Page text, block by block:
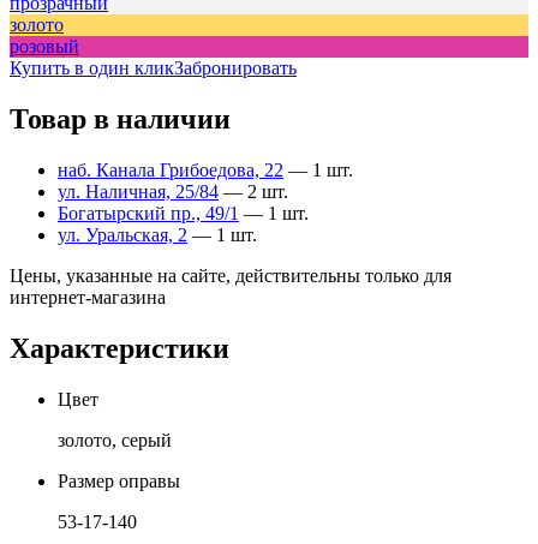
золото
розовый
Купить в один кликЗабронировать
Товар в наличии
наб. Канала Грибоедова, 22 — 1 шт.
ул. Наличная, 25/84 — 2 шт.
Богатырский пр., 49/1 — 1 шт.
ул. Уральская, 2 — 1 шт.
Цены, указанные на сайте, действительны только для
интернет-магазина
Характеристики
Цвет
золото, серый
Размер оправы
53-17-140